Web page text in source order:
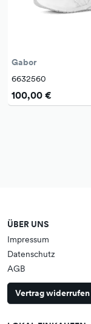
Gabor
6632560
100,00 €
ÜBER UNS
Impressum
Datenschutz
AGB
Vertrag widerrufen